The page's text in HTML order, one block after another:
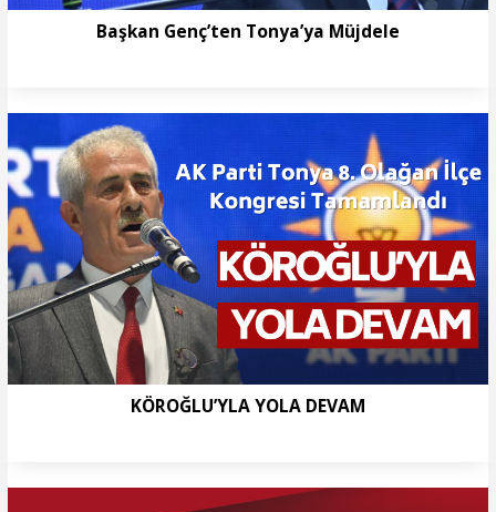
Başkan Genç’ten Tonya’ya Müjdele
KÖROĞLU’YLA YOLA DEVAM